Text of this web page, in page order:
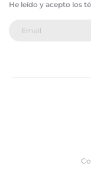
He leído y acepto los